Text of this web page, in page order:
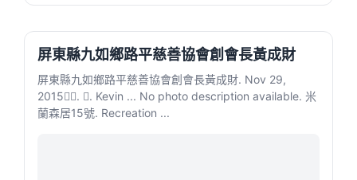
屏東縣九如鄉路平慈善協會創會長黃成財
屏東縣九如鄉路平慈善協會創會長黃成財. Nov 29,
2015󰞋󱟠. 󰟝. Kevin ... No photo description available. 米
蘭森居15號. Recreation ...